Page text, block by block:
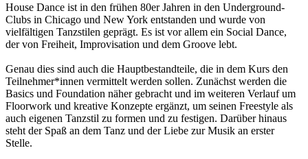
House Dance ist in den frühen 80er Jahren in den Underground-
Clubs in Chicago und New York entstanden und wurde von
vielfältigen Tanzstilen geprägt. Es ist vor allem ein Social Dance,
der von Freiheit, Improvisation und dem Groove lebt.
Genau dies sind auch die Hauptbestandteile, die in dem Kurs den
Teilnehmer*innen vermittelt werden sollen. Zunächst werden die
Basics und Foundation näher gebracht und im weiteren Verlauf um
Floorwork und kreative Konzepte ergänzt, um seinen Freestyle als
auch eigenen Tanzstil zu formen und zu festigen. Darüber hinaus
steht der Spaß an dem Tanz und der Liebe zur Musik an erster
Stelle.